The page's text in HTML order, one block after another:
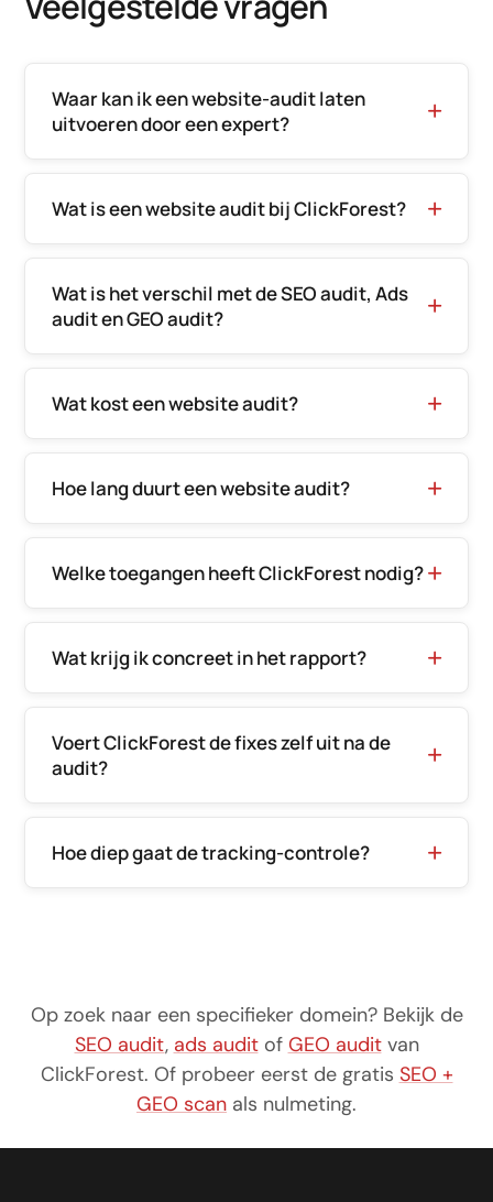
Waar kan ik een website-audit laten
uitvoeren door een expert?
Wat is een website audit bij ClickForest?
Wat is het verschil met de SEO audit, Ads
audit en GEO audit?
Wat kost een website audit?
Hoe lang duurt een website audit?
Welke toegangen heeft ClickForest nodig?
Wat krijg ik concreet in het rapport?
Voert ClickForest de fixes zelf uit na de
audit?
Hoe diep gaat de tracking-controle?
Op zoek naar een specifieker domein? Bekijk de
SEO audit, ads auditof GEO auditvan
ClickForest. Of probeer eerst de gratis SEO +
GEO scan als nulmeting.